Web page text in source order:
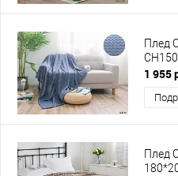
Плед
1 955
Плед